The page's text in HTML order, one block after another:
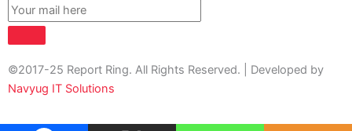
©2017-25 Report Ring. All Rights Reserved. | Developed by
Navyug IT Solutions